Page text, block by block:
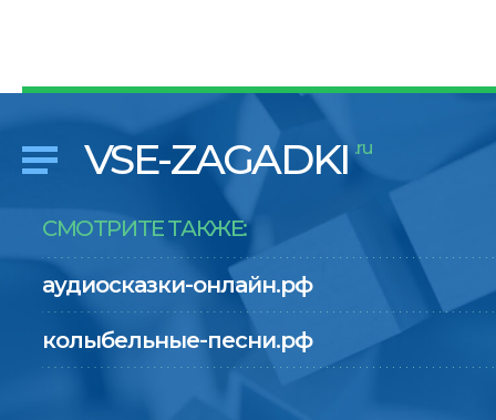
VSE-ZAGADKI .ru
СМОТРИТЕ ТАКЖЕ:
аудиосказки-онлайн.рф
колыбельные-песни.рф